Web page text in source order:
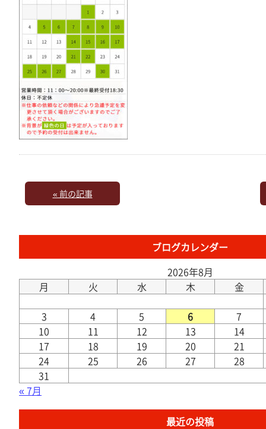
« 前の記事
ブログカレンダー
2026年8月
月
火 水 木 金
3 4 5 6
7
10
11 12 13
14
17
18 19 20
21
24
25 26 27
28
31
« 7月
最近の投稿